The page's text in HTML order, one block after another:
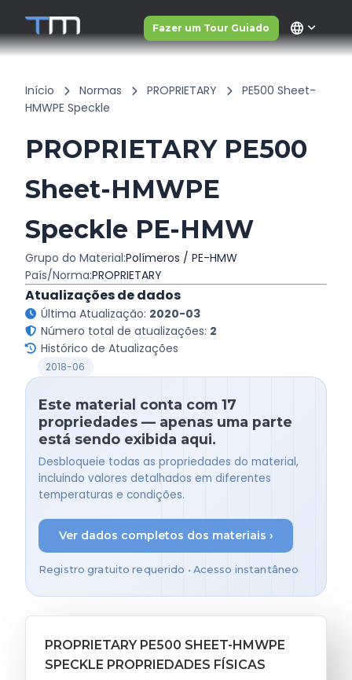
Fazer um Tour Guiado language
Início Normas PROPRIETARY
PE500 Sheet-
HMWPE Speckle
PROPRIETARY PE500
Sheet-HMWPE
Speckle PE-HMW
Grupo do Material:Polímeros / PE-HMW
País/Norma:PROPRIETARY
Atualizações de dados
Última Atualização: 2020-03
Número total de atualizações: 2
Histórico de Atualizações
2018-06
Este material conta com 17
propriedades — apenas uma parte
está sendo exibida aqui.
Desbloqueie todas as propriedades do material,
incluindo valores detalhados em diferentes
temperaturas e condições.
Ver dados completos dos materiais ›
Registro gratuito requerido • Acesso instantâneo
PROPRIETARY PE500 SHEET-HMWPE
SPECKLE PROPRIEDADES FÍSICAS